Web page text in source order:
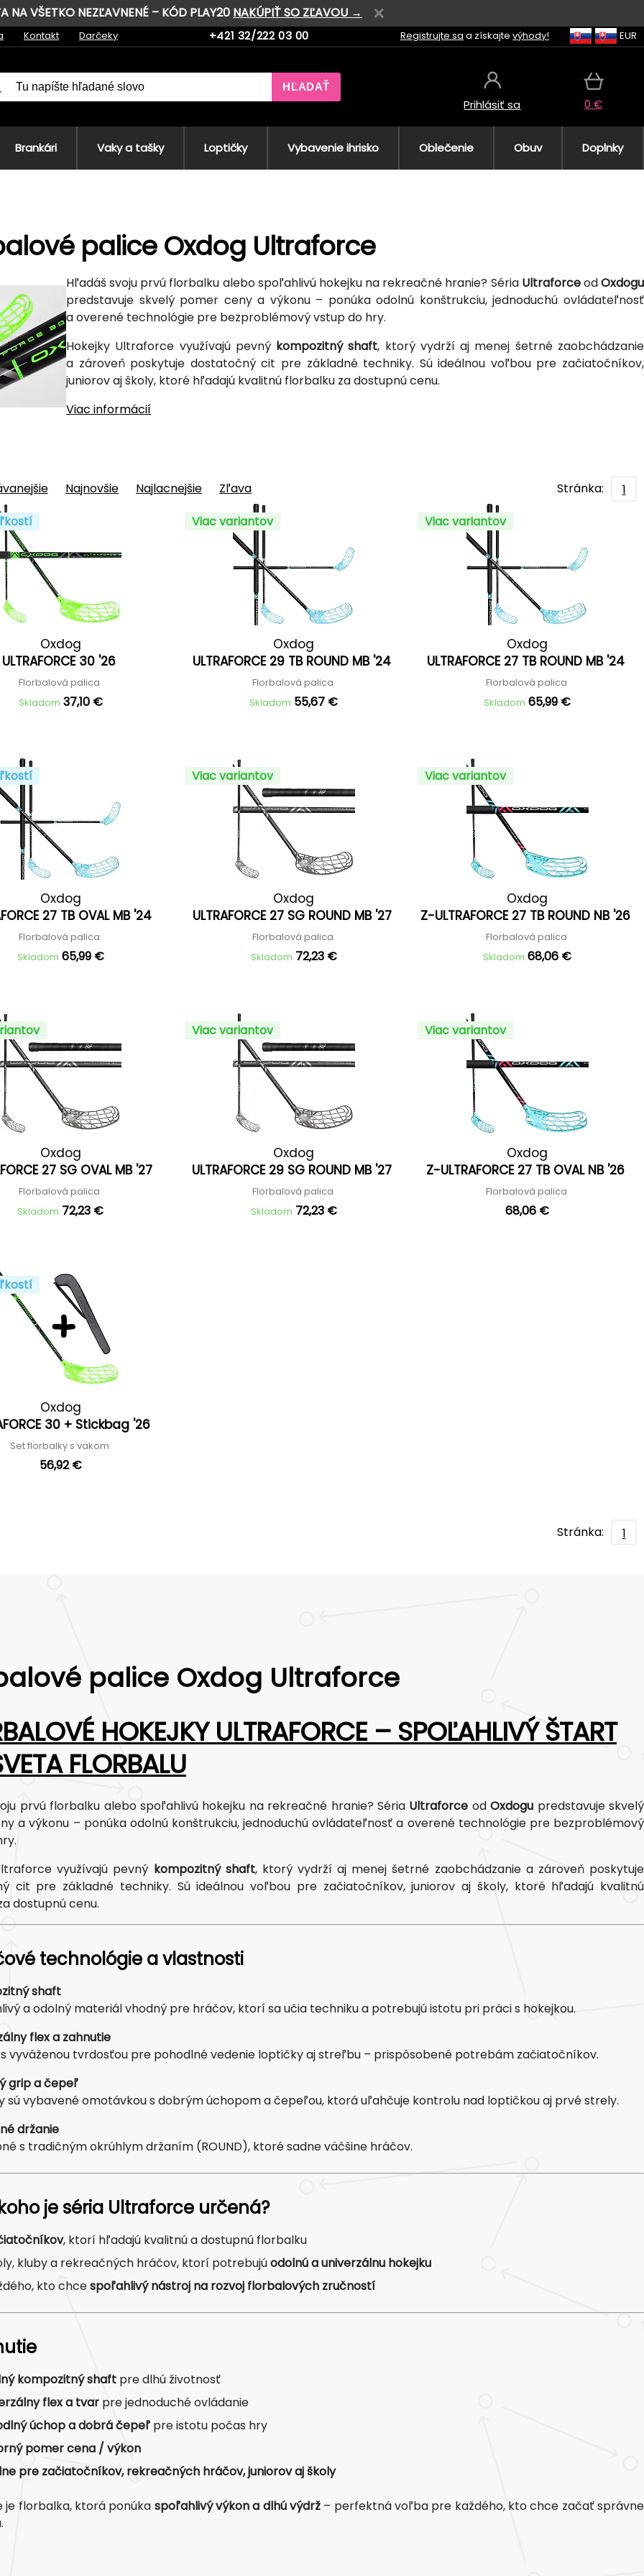
NA VŠETKO NEZĽAVNENÉ – KÓD PLAY20 NAKÚPIŤ SO ZĽAVOU →
Kontakt Darčeky +421 32/222 03 00 Registrujte sa a získajte výhody! EUR
HĽADAŤ
Prihlásiť sa 0 €
Brankári Vaky a tašky Loptičky Vybavenie ihrisko Oblečenie Obuv Doplnky
palice Oxdog Ultraforce
Hľadáš svoju prvú florbalku alebo spoľahlivú hokejku na rekreačné hranie? Séria UltraforceodOxdogu
predstavuje skvelý pomer ceny a výkonu – ponúka odolnú konštrukciu, jednoduchú ovládateľnosť
a overené technológie pre bezproblémový vstup do hry.
Hokejky Ultraforce využívajú pevný kompozitný shaft, ktorý vydrží aj menej šetrné zaobchádzanie
a zároveň poskytuje dostatočný cit pre základné techniky. Sú ideálnou voľbou pre začiatočníkov,
juniorov aj školy, ktoré hľadajú kvalitnú florbalku za dostupnú cenu.
Viac informácií
Najnovšie Najlacnejšie Zľava Stránka:
1
Oxdog
ULTRAFORCE 30 '26
Florbalová palica
Skladom 37,10 €
Viac variantov
Oxdog
ULTRAFORCE 29 TB ROUND MB '24
Florbalová palica
Skladom 55,67 €
Viac variantov
Oxdog
ULTRAFORCE 27 TB ROUND MB '24
Florbalová palica
Skladom 65,99 €
Oxdog
27 TB OVAL MB '24
Florbalová palica
Skladom 65,99 €
Viac variantov
Oxdog
ULTRAFORCE 27 SG ROUND MB '27
Florbalová palica
Skladom 72,23 €
Viac variantov
Oxdog
Z-ULTRAFORCE 27 TB ROUND NB '26
Florbalová palica
Skladom 68,06 €
Oxdog
27 SG OVAL MB '27
Florbalová palica
Skladom 72,23 €
Viac variantov
Oxdog
ULTRAFORCE 29 SG ROUND MB '27
Florbalová palica
Skladom 72,23 €
Viac variantov
Oxdog
Z-ULTRAFORCE 27 TB OVAL NB '26
Florbalová palica
68,06 €
Oxdog
30 + Stickbag '26
Set florbalky s vakom
56,92 €
Stránka: 1
palice Oxdog Ultraforce
HOKEJKY ULTRAFORCE – SPOĽAHLIVÝ ŠTART
FLORBALU
prvú florbalku alebo spoľahlivú hokejku na rekreačné hranie? Séria Ultraforce odOxdogu predstavuje skvelý
a výkonu – ponúka odolnú konštrukciu, jednoduchú ovládateľnosť a overené technológie pre bezproblémový
využívajú pevný kompozitný shaft, ktorý vydrží aj menej šetrné zaobchádzanie a zároveň poskytuje
cit pre základné techniky. Sú ideálnou voľbou pre začiatočníkov, juniorov aj školy, ktoré hľadajú kvalitnú
dostupnú cenu.
technológie a vlastnosti
shaft
a odolný materiál vhodný pre hráčov, ktorí sa učia techniku a potrebujú istotu pri práci s hokejkou.
flex a zahnutie
vyváženou tvrdosťou pre pohodlné vedenie loptičky aj streľbu – prispôsobené potrebám začiatočníkov.
grip a čepeľ
sú vybavené omotávkou s dobrým úchopom a čepeľou, ktorá uľahčuje kontrolu nad loptičkou aj prvé strely.
držanie
s tradičným okrúhlym držaním (ROUND), ktoré sadne väčšine hráčov.
je séria Ultraforce určená?
, ktorí hľadajú kvalitnú a dostupnú florbalku
kluby a rekreačných hráčov, ktorí potrebujúodolnú a univerzálnu hokejku
kto chcespoľahlivý nástroj na rozvoj florbalových zručností
kompozitný shaft pre dlhú životnosť
flex a tvar pre jednoduché ovládanie
úchop a dobrá čepeľ pre istotu počas hry
pomer cena / výkon
pre začiatočníkov, rekreačných hráčov, juniorov aj školy
je florbalka, ktorá ponúka spoľahlivý výkon a dlhú výdrž – perfektná voľba pre každého, kto chce začať správne